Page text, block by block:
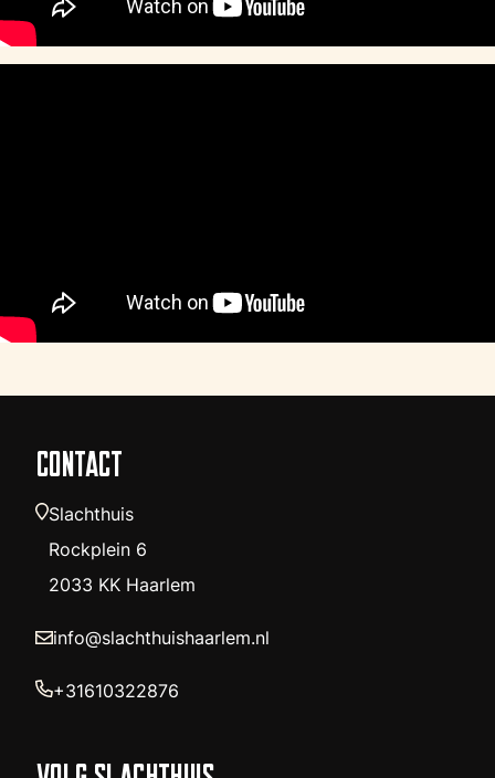
CONTACT
Slachthuis
Rockplein 6
2033 KK Haarlem
info@slachthuishaarlem.nl
+31610322876